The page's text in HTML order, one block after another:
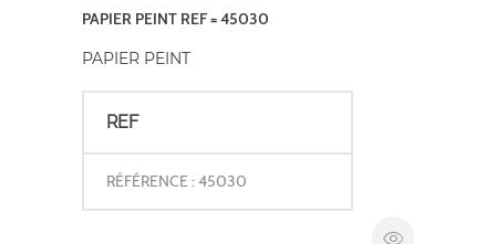
PAPIER PEINT REF = 45030
PAPIER PEINT
REF
RÉFÉRENCE : 45030